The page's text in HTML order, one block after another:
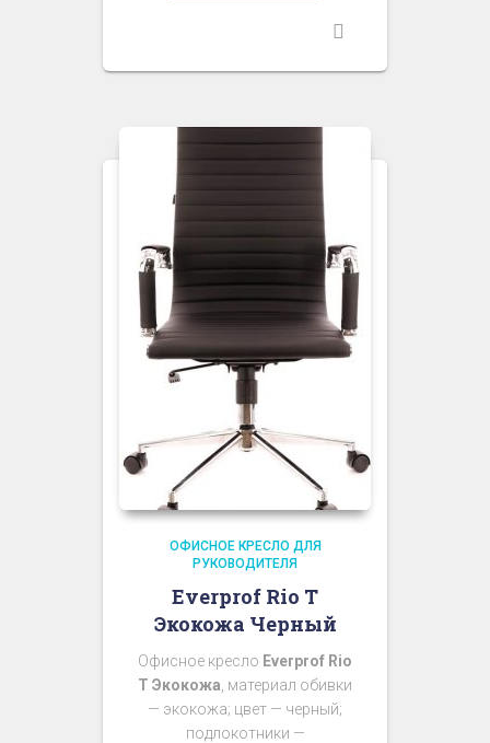
ОФИСНОЕ КРЕСЛО ДЛЯ
РУКОВОДИТЕЛЯ
Everprof Rio T
Экокожа Черный
Офисное кресло Everprof Rio
T Экокожа , материал обивки
— экокожа; цвет — черный;
подлокотники —